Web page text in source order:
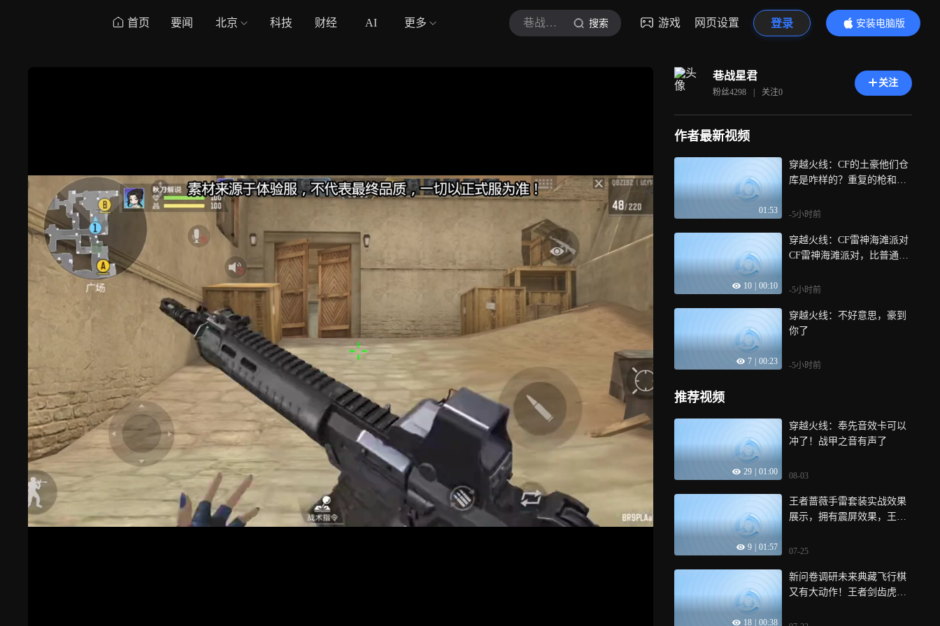
首页 要闻 北京 科技 财经 AI 更多 巷战星君 搜索 游戏 网页设置 登录
安装电脑版
内容更精彩
巷战星君
粉丝4298 | 关注0
关注
作者最新视频
01:53
穿越火线：CF的土豪他们仓
库是咋样的？重复的枪和皮
-5小时前
10 00:10
穿越火线：CF雷神海滩派对
CF雷神海滩派对，比普通雷
-5小时前
7 00:23
穿越火线：不好意思，豪到
你了
-5小时前
推荐视频
29 01:00
穿越火线：奉先音效卡可以
冲了！战甲之音有声了
08-03
9 01:57
王者蔷薇手雷套装实战效果
展示，拥有震屏效果，王翼
07-25
18 00:38
新问卷调研未来典藏飞行棋
又有大动作！王者剑齿虎、